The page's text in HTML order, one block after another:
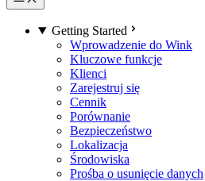
Getting Started
Wprowadzenie do Wink
Kluczowe funkcje
Klienci
Zarejestruj się
Cennik
Porównanie
Bezpieczeństwo
Lokalizacja
Środowiska
Prośba o usunięcie danych